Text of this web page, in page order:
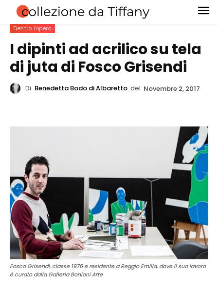
Dentro l'opera
I dipinti ad acrilico su tela
di juta di Fosco Grisendi
Di Benedetta Bodo di Albaretto del Novembre 2, 2017
Fosco Grisendi, classe 1976 e residente a Reggio Emilia, dove il suo lavoro
è curato dalla Galleria Bonioni Arte